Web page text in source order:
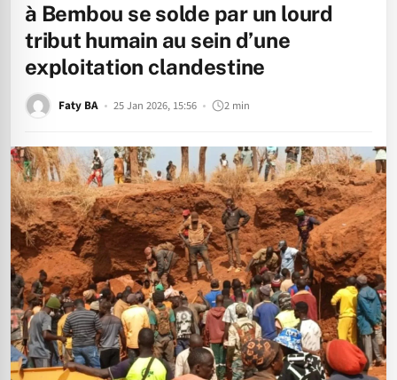
à Bembou se solde par un lourd
tribut humain au sein d’une
exploitation clandestine
Faty BA 25 Jan 2026, 15:56 2 min